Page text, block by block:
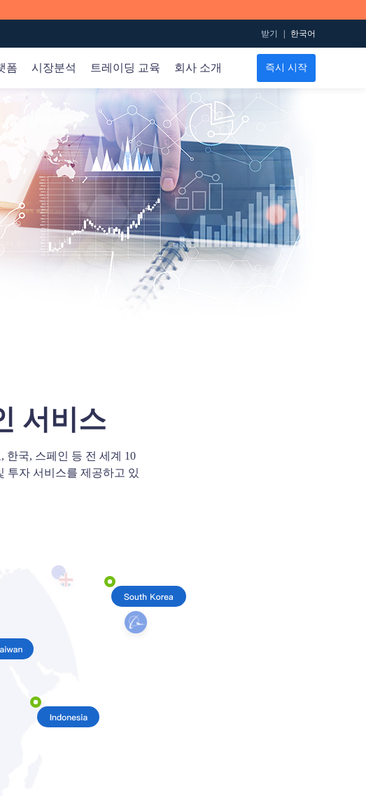
받기 한국어
규칙
내용
스프레드 테이블
계정
ECN 계정
프리미엄 레버리지 계정
이슬람 계정
폼 시장분석 트레이딩 교육 회사 소개
온라인 지원
이용 약관
즉시 시작
서비스
한국, 스페인 등 전 세계 10
투자 서비스를 제공하고 있